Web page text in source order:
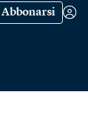
Abbonarsi